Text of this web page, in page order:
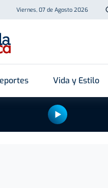
Viernes, 07 de Agosto 2026
Vida y Estilo